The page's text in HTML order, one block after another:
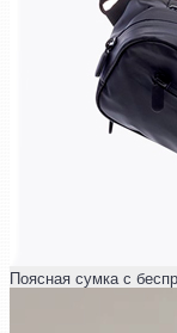
Поясная сумка с